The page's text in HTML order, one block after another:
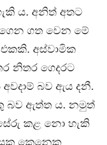
ය. අනිත් අතට
ගත වෙන මේ
අස්වාමික
නිතර ගෙදරට
බව ඇය දනී.
බව ඇත්ත ය. නමුත්
කළ නො හැකි
කෙනෙකු